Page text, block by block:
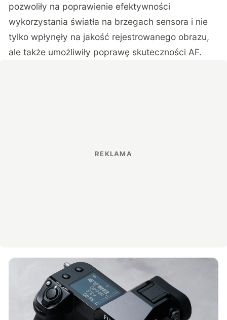
pozwoliły na poprawienie efektywności
wykorzystania światła na brzegach sensora i nie
tylko wpłynęły na jakość rejestrowanego obrazu,
ale także umożliwiły poprawę skuteczności AF.